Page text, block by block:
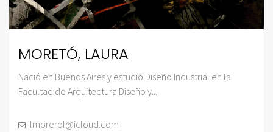
MORETÓ, LAURA
Nació en Buenos Aires y estudió Diseño Industrial en la
Facultad de Arquitectura Diseño y...
lmorerol@icloud.com